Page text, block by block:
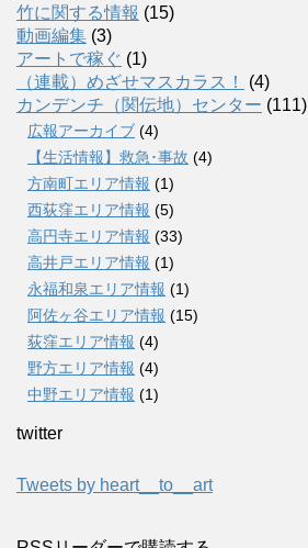
竹に関する情報 (15)
動画編集 (3)
アートで稼ぐ (1)
（連載）めざせマスカラス！
(4)
カンデンチ（関伝地）センター (111)
広報アーカイブ (4)
【生活情報】救急･事故 (4)
方南町エリア情報 (1)
西荻窪エリア情報 (5)
高円寺エリア情報 (33)
高井戸エリア情報 (1)
永福和泉エリア情報 (1)
阿佐ヶ谷エリア情報 (15)
荻窪エリア情報 (4)
野方エリア情報 (4)
中野エリア情報 (1)
twitter
Tweets by heart__to__art